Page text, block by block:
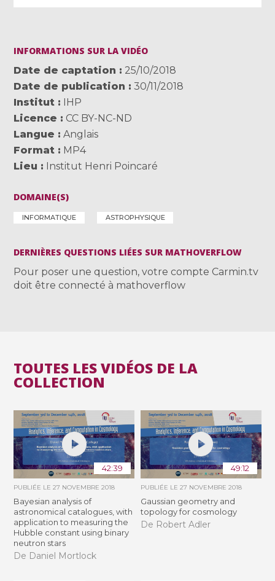
INFORMATIONS SUR LA VIDÉO
Date de captation
25/10/2018
Date de publication
30/11/2018
Institut
IHP
Licence
CC BY-NC-ND
Langue
Anglais
Format
MP4
Lieu
Institut Henri Poincaré
DOMAINE(S)
INFORMATIQUE ASTROPHYSIQUE
DERNIÈRES QUESTIONS LIÉES SUR MATHOVERFLOW
Pour poser une question, votre compte Carmin.tv
doit être connecté à mathoverflow
TOUTES LES VIDÉOS DE LA
COLLECTION
42:39
PUBLIÉE LE27 NOVEMBRE 2018
Bayesian analysis of
astronomical catalogues, with
application to measuring the
Hubble constant using binary
neutron stars
De Daniel Mortlock
49:12
PUBLIÉE LE 27 NOVEMBRE 2018
Gaussian geometry and
topology for cosmology
De Robert Adler